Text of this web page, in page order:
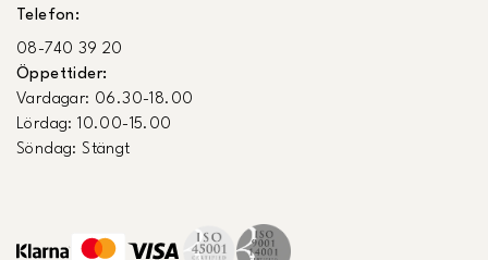
Telefon:
08-740 39 20
Öppettider:
Vardagar: 06.30-18.00
Lördag: 10.00-15.00
Söndag: Stängt